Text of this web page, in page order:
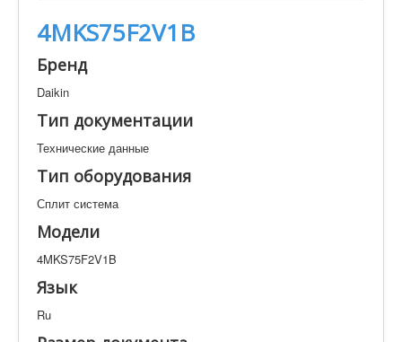
Монтаж
Сервисное обслуживание
Техническая документация
Статьи
Техническая документация
Искать
Производитель
4MKS75F2V1B
Бренд
Daikin
Тип документации
Технические данные
Тип оборудования
Сплит система
Модели
4MKS75F2V1B
Язык
Ru